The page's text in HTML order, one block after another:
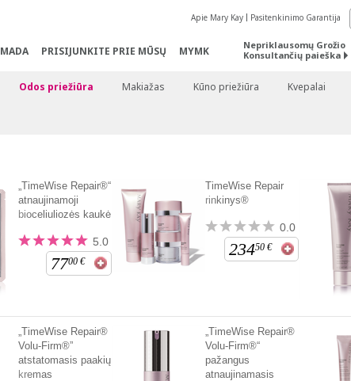
MADA PRISIJUNKITE PRIE MŪSŲ MYMK
Apie Mary Kay Pasitenkinimo Garantija
Nepriklausomų Grožio
Konsultančių paieška
Odos priežiūra Makiažas Kūno priežiūra Kvepalai
„TimeWise Repair®“
atnaujinamoji
bioceliuliozės kaukė
5.0
7700 €
TimeWise Repair
rinkinys®
0.0
23450 €
„TimeWise Repair®
Volu-Firm®”
atstatomasis paakių
kremas
„TimeWise Repair®
Volu-Firm®“
pažangus
atnaujinamasis